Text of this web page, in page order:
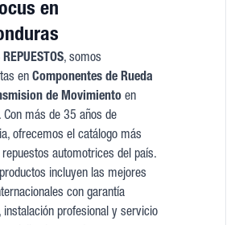
en
, somos
en Componentes de Rueda
de Movimientoen
Con más de 35 años de
ofrecemos el catálogo más
automotrices del país.
incluyen las mejores
con garantía
instalación profesional y servicio